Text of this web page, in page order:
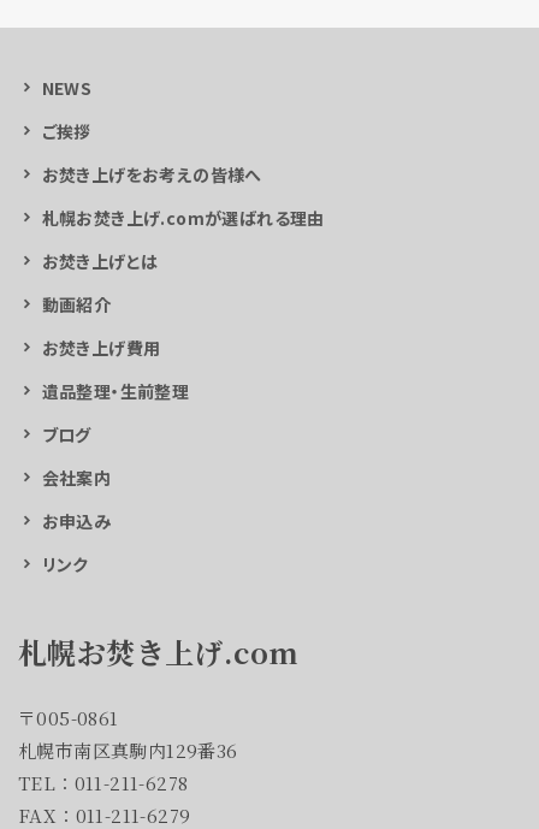
NEWS
ご挨拶
お焚き上げをお考えの皆様へ
札幌お焚き上げ.comが選ばれる理由
お焚き上げとは
動画紹介
お焚き上げ費用
遺品整理・生前整理
ブログ
会社案内
お申込み
リンク
札幌お焚き上げ.com
〒005-0861
札幌市南区真駒内129番36
TEL：011-211-6278
FAX：011-211-6279